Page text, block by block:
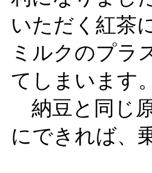
いただく紅茶
ミルクのプラ
てしまいます。
納豆と同じ
にできれば、